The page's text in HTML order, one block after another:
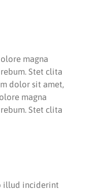
magna
Stet clita
dolor sit amet,
magna
Stet clita
illud inciderint